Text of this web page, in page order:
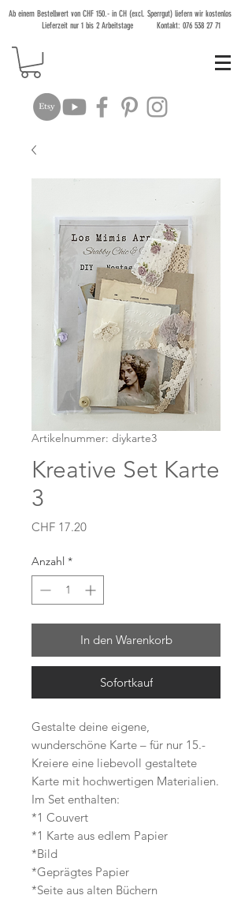
Ab einem Bestellwert von CHF 150.- in CH (excl. Sperrgut) liefern wir kostenlos
Lieferzeit nur 1 bis 2 Arbeitstage Kontakt: 076 538 27 71
Artikelnummer: diykarte3
Kreative Set Karte
3
CHF 17.20Preis
Anzahl *
In den Warenkorb
Sofortkauf
Gestalte deine eigene,
wunderschöne Karte – für nur 15.-
Kreiere eine liebevoll gestaltete
Karte mit hochwertigen Materialien.
Im Set enthalten:
*1 Couvert
*1 Karte aus edlem Papier
*Bild
*Geprägtes Papier
*Seite aus alten Büchern